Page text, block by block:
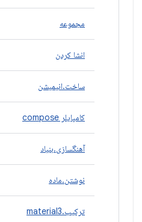
مجموعه
انشا کردن
ساخت.انیمیشن
کامپایلر compose
آهنگسازی.بنیاد
نوشتن.ماده
ترکیب.material3